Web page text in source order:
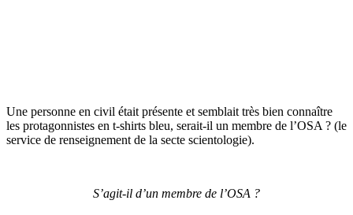
Une personne en civil était présente et semblait très bien connaître
les protagonnistes en t-shirts bleu, serait-il un membre de l’OSA ? (le
service de renseignement de la secte scientologie).
S’agit-il d’un membre de l’OSA ?